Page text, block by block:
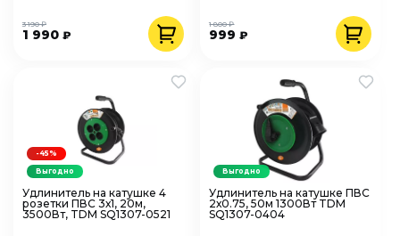
1 990 ₽
3 190 ₽
999₽
1 800 ₽
Удлинитель на катушке 4
розетки ПВС 3х1, 20м,
3500Вт, TDM SQ1307-0521
-45%
Выгодно
Удлинитель на катушке ПВС
2х0.75, 50м 1300Вт TDM
SQ1307-0404
Выгодно